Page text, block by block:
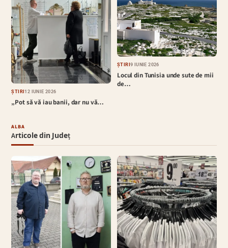
ȘTIRI12 IUNIE 2026
„Pot să vă iau banii, dar nu vă…
ȘTIRI9 IUNIE 2026
Locul din Tunisia unde sute de mii
de…
ALBA
Articole din Județ